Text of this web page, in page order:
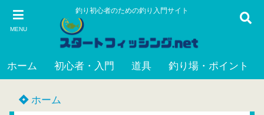
MENU
釣り初心者のための釣り入門サイト
ホーム 初心者・入門 道具 釣り場・ポイント
ホーム